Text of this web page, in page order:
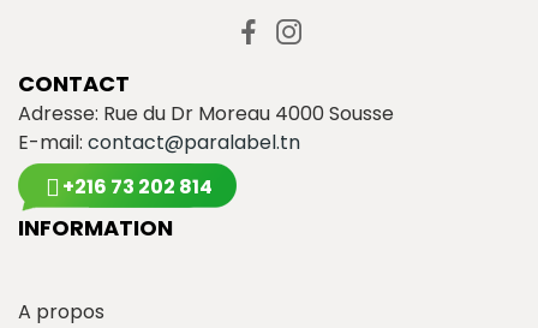
CONTACT
Adresse: Rue du Dr Moreau 4000 Sousse
E-mail: contact@paralabel.tn
+216 73 202 814
INFORMATION
A propos